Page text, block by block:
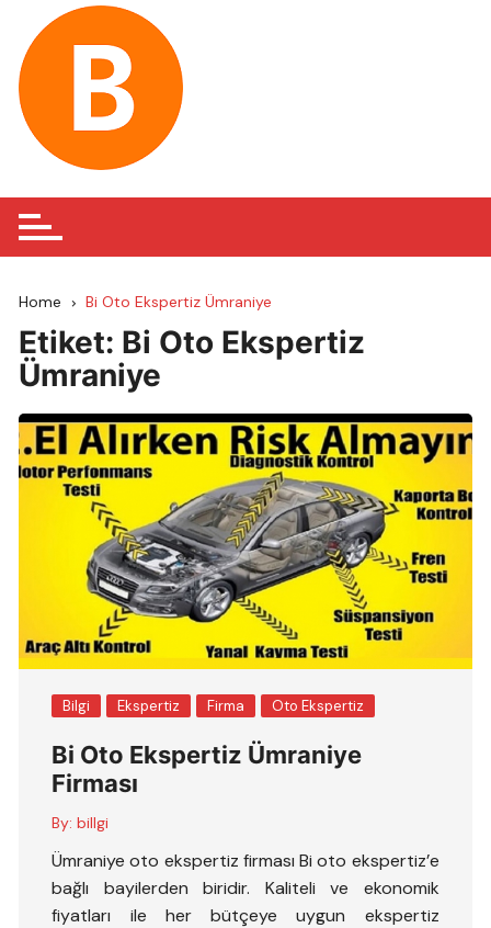
content
Home Bi Oto Ekspertiz Ümraniye
Etiket: Bi Oto Ekspertiz
Ümraniye
Bilgi Ekspertiz Firma Oto Ekspertiz
Bi Oto Ekspertiz Ümraniye
Firması
By: billgi
Ümraniye oto ekspertiz firması Bi oto ekspertiz’e
bağlı bayilerden biridir. Kaliteli ve ekonomik
fiyatları ile her bütçeye uygun ekspertiz